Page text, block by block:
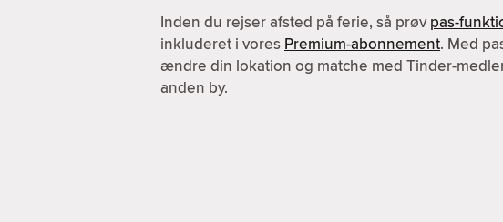
Inden du rejser afsted på ferie, så prøvpas-
inkluderet i vores Premium-abonnement. Med
ændre din lokation og matche med Tinder-
anden by.